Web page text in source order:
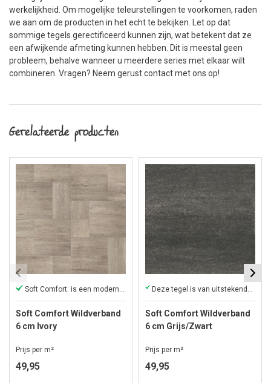
werkelijkheid. Om mogelijke teleurstellingen te voorkomen, raden
we aan om de producten in het echt te bekijken. Let op dat
sommige tegels gerectificeerd kunnen zijn, wat betekent dat ze
een afwijkende afmeting kunnen hebben. Dit is meestal geen
probleem, behalve wanneer u meerdere series met elkaar wilt
combineren. Vragen? Neem gerust contact met ons op!
Gerelateerde producten
Soft Comfort: is een moderne tegel
Soft Comfort Wildverband
6 cm Ivory
Prijs per m²
49,95
Deze tegel is van uitstekende kwaliteit en duurzaam
Soft Comfort Wildverband
6 cm Grijs/Zwart
Prijs per m²
49,95